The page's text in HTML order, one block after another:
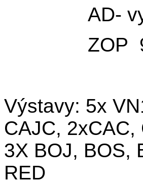
AD-
ZOP
Výstavy: 5x
CAJC,
3X BOJ, BOS,
RED